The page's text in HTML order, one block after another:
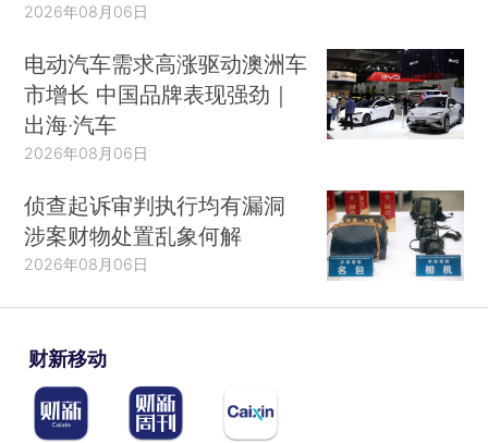
2026年08月06日
电动汽车需求高涨驱动澳洲车
市增长 中国品牌表现强劲｜
出海·汽车
2026年08月06日
侦查起诉审判执行均有漏洞
涉案财物处置乱象何解
2026年08月06日
财新移动